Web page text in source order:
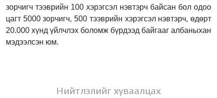
зорчигч тээврийн 100 хэрэгсэл нэвтэрч байсан бол одоо
цагт 5000 зорчигч, 500 тээврийн хэрэгсэл нэвтэрч, өдөрт
20.000 хүнд үйлчлэх боломж бүрдээд байгааг албаныхан
мэдээлсэн юм.
Нийтлэлийг хуваалцах